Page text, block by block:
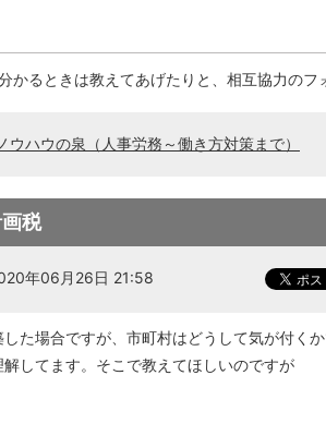
かるときは教えてあげたりと、相互協力のフ
ウハウの泉（人事労務～働き方対策まで）
税
年06月26日 21:58
た場合ですが、市町村はどうして気が付く
してます。そこで教えてほしいのですが